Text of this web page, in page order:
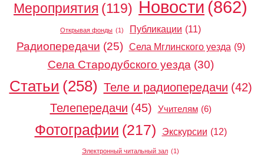
Мероприятия (119) Новости (862)
Открывая фонды (1) Публикации (11)
Радиопередачи (25) Села Мглинского уезда (9)
Села Стародубского уезда (30)
Статьи (258) Теле и радиопередачи (42)
Телепередачи (45) Учителям (6)
Фотографии (217) Экскурсии (12)
Электронный читальный зал (1)